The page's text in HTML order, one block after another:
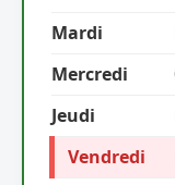
Mardi
Mercredi
Jeudi
Vendredi